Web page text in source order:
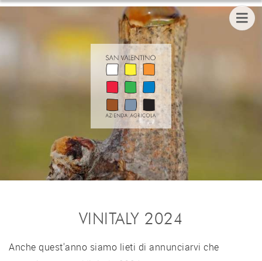
VINITALY 2024
Anche quest'anno siamo lieti di annunciarvi che